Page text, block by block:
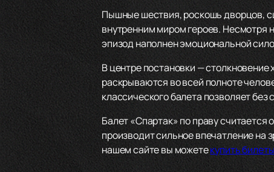
Пышные шествия, роскошь дворцов,
внутренним миром героев. Несмотря
эпизод наполнен эмоциональной
В центре постановки — столкновение
раскрываются во всей полноте
классического балета позволяет
Балет «Спартак» по праву
производит сильное впечатление на
нашем сайте вы можетекупить